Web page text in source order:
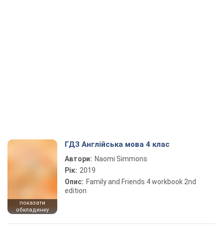
показати
обкладинку
ГДЗ Англійська мова 4 клас
Автори: Naomi Simmons
Рік: 2019
Опис: Family and Friends 4 workbook 2nd
edition